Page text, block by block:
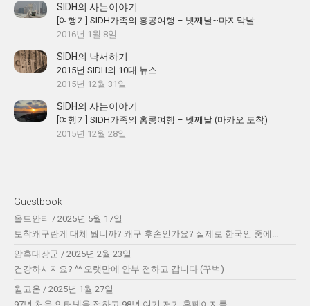
SIDH의 사는이야기
[여행기] SIDH가족의 홍콩여행 – 넷째날~마지막날
2016년 1월 8일
SIDH의 낙서하기
2015년 SIDH의 10대 뉴스
2015년 12월 31일
SIDH의 사는이야기
[여행기] SIDH가족의 홍콩여행 – 넷째날 (마카오 도착)
2015년 12월 28일
Guestbook
올드안티 / 2025년 5월 17일
토착왜구란게 대체 뭡니까? 왜구 후손인가요? 실제로 한국인 중에...
암흑대장군 / 2025년 2월 23일
건강하시지요? ^^ 오랫만에 안부 전하고 갑니다 (꾸벅)
윌고온 / 2025년 1월 27일